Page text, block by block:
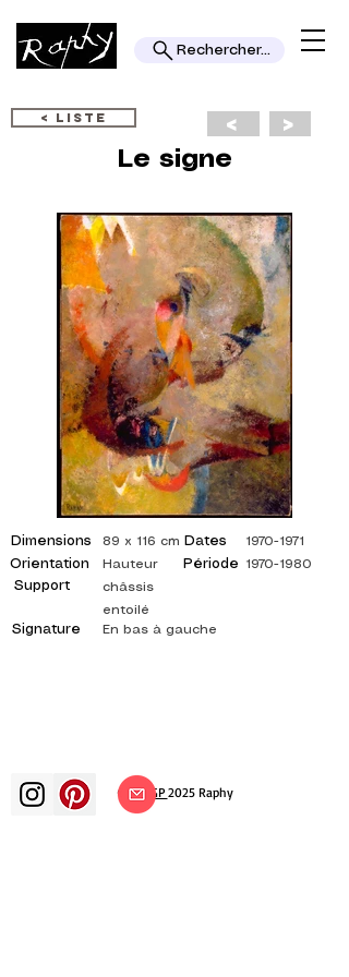
Rechercher...
< LISTE < >
Le signe
Dimensions
Orientation
Support
Signature
89 x 116 cm
Dates
Période
Hauteur
châssis
entoilé
En bas à gauche
1970-1971
1970-1980
© ADAGP 2025 Raphy